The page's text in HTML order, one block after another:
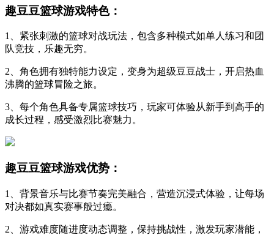
趣豆豆篮球游戏特色：
1、紧张刺激的篮球对战玩法，包含多种模式如单人练习和团
队竞技，乐趣无穷。
2、角色拥有独特能力设定，变身为超级豆豆战士，开启热血
沸腾的篮球冒险之旅。
3、每个角色具备专属篮球技巧，玩家可体验从新手到高手的
成长过程，感受激烈比赛魅力。
趣豆豆篮球游戏优势：
1、背景音乐与比赛节奏完美融合，营造沉浸式体验，让每场
对决都如真实赛事般过瘾。
2、游戏难度随进度动态调整，保持挑战性，激发玩家潜能，